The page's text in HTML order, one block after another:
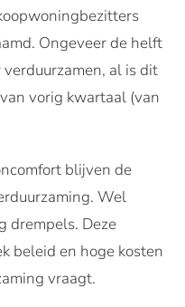
Ongeveer de helft
al is dit
vorig kwartaal (van
blijven de
Wel
drempels. Deze
beleid en hoge kosten
vraagt.